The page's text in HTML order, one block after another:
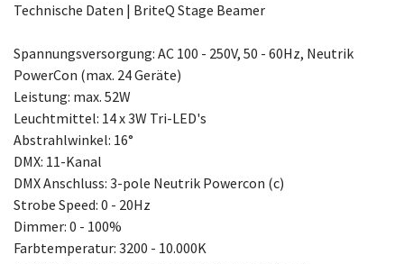
Technische Daten | BriteQ Stage Beamer
Spannungsversorgung: AC 100 - 250V, 50 - 60Hz, Neutrik
PowerCon (max. 24 Geräte)
Leistung: max. 52W
Leuchtmittel: 14 x 3W Tri-LED's
Abstrahlwinkel: 16°
DMX: 11-Kanal
DMX Anschluss: 3-pole Neutrik Powercon (c)
Strobe Speed: 0 - 20Hz
Dimmer: 0 - 100%
Farbtemperatur: 3200 - 10.000K